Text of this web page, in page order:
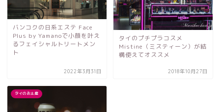
バンコクの日系エステ Face
Plus by Yamanoで小顔を叶え
るフェイシャルトリートメン
ト
2022年3月31日
タイのプチプラコスメ
Mistine（ミスティーン）が結
構使えてオススメ
2018年10月27日
タイのお土産